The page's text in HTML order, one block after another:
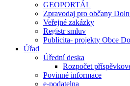
GEOPORTÁL
Zpravodaj pro občany
Veřejné zakázky
Registr smluv
Publicita- projekty Obce
Úřad
Úřední deska
Rozpočet
Povinné informace
e-podatelna